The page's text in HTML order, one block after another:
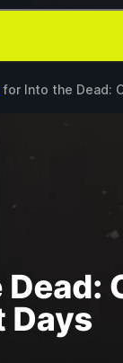
for Into the Dead: